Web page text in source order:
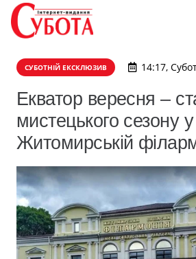
СУБОТНІЙ ЕКСКЛЮЗИВ 14:17,
Екватор вересня –
мистецького сезону у
Житомирській